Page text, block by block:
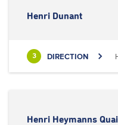
Henri Dunant
3 DIRECTION
Henri Heymanns